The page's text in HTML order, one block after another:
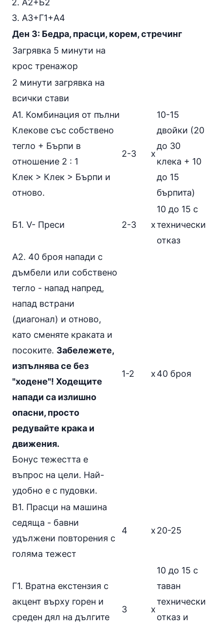
2. А2+Б2
3. А3+Г1+А4
Ден 3: Бедра, прасци, корем, стречинг
Загрявка 5 минути на
крос тренажор
2 минути загрявка на
всички стави
А1. Комбинация от пълни
Клекове със собствено
тегло + Бърпи в
отношение 2 : 1
Клек > Клек > Бърпи и
отново.
2-3 х
10-15
двойки (20
до 30
клека + 10
до 15
бърпита)
Б1. V- Преси 2-3 х
10 до 15 с
технически
отказ
А2. 40 броя напади с
дъмбели или собствено
тегло - напад напред,
напад встрани
(диагонал) и отново,
като сменяте краката и
посоките. Забележете,
изпълнява се без
"ходене"! Ходещите
напади са излишно
опасни, просто
редувайте крака и
движения.
Бонус тежестта е
въпрос на цели. Най-
удобно е с пудовки.
1-2 х40 броя
В1. Прасци на машина
седяща - бавни
удължени повторения с
голяма тежест
4 х20-25
Г1. Вратна екстензия с
акцент върху горен и
среден дял на дългите
3 х
10 до 15 с
таван
технически
отказ и